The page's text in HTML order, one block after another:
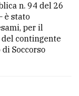
n. 94 del 26
è stato
per il
contingente
Soccorso